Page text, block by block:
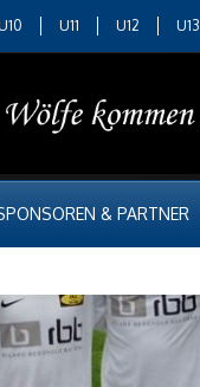
U11 U12 U13
& PARTNER